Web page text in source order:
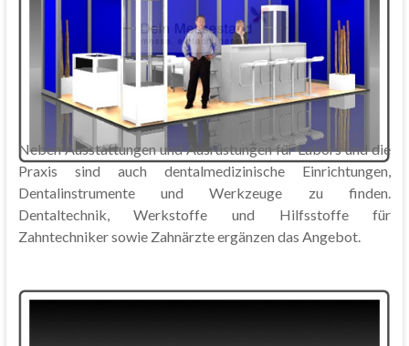
Neben Ausstattungen und Ausrüstungen für Labors und die
Praxis sind auch dentalmedizinische Einrichtungen,
Dentalinstrumente und Werkzeuge zu finden.
Dentaltechnik, Werkstoffe und Hilfsstoffe für
Zahntechniker sowie Zahnärzte ergänzen das Angebot.